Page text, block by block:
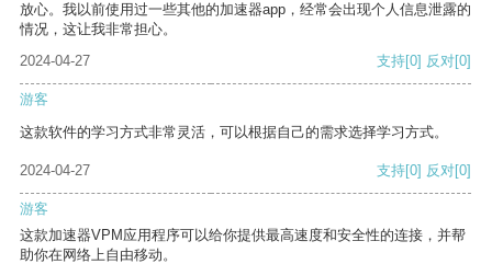
放心。我以前使用过一些其他的加速器app，经常会出现个人信息泄露的
情况，这让我非常担心。
2024-04-27
支持[0] 反对[0]
游客
这款软件的学习方式非常灵活，可以根据自己的需求选择学习方式。
2024-04-27 支持[0] 反对[0]
游客
这款加速器VPM应用程序可以给你提供最高速度和安全性的连接，并帮
助你在网络上自由移动。